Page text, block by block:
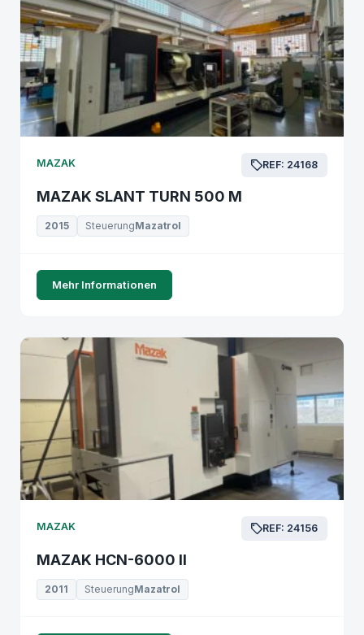
MAZAK REF: 24168
MAZAK SLANT TURN 500 M
2015 SteuerungMazatrol
Mehr Informationen
MAZAK REF: 24156
MAZAK HCN-6000 II
2011 SteuerungMazatrol